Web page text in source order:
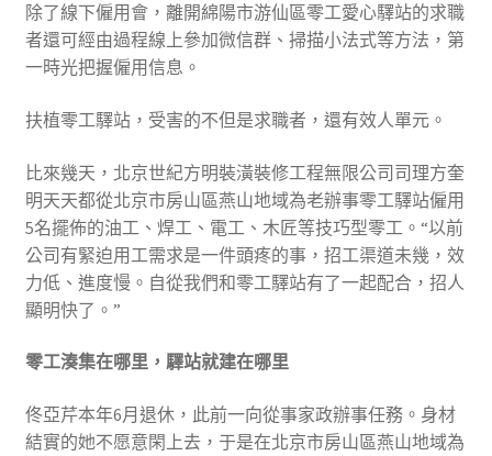
除了線下僱用會，離開綿陽市游仙區零工愛心驛站的求職
者還可經由過程線上參加微信群、掃描小法式等方法，第
一時光把握僱用信息。
扶植零工驛站，受害的不但是求職者，還有效人單元。
比來幾天，北京世紀方明裝潢裝修工程無限公司司理方奎
明天天都從北京市房山區燕山地域為老辦事零工驛站僱用
5名擺佈的油工、焊工、電工、木匠等技巧型零工。“以前
公司有緊迫用工需求是一件頭疼的事，招工渠道未幾，效
力低、進度慢。自從我們和零工驛站有了一起配合，招人
顯明快了。”
零工湊集在哪里，驛站就建在哪里
佟亞芹本年6月退休，此前一向從事家政辦事任務。身材
結實的她不愿意閑上去，于是在北京市房山區燕山地域為